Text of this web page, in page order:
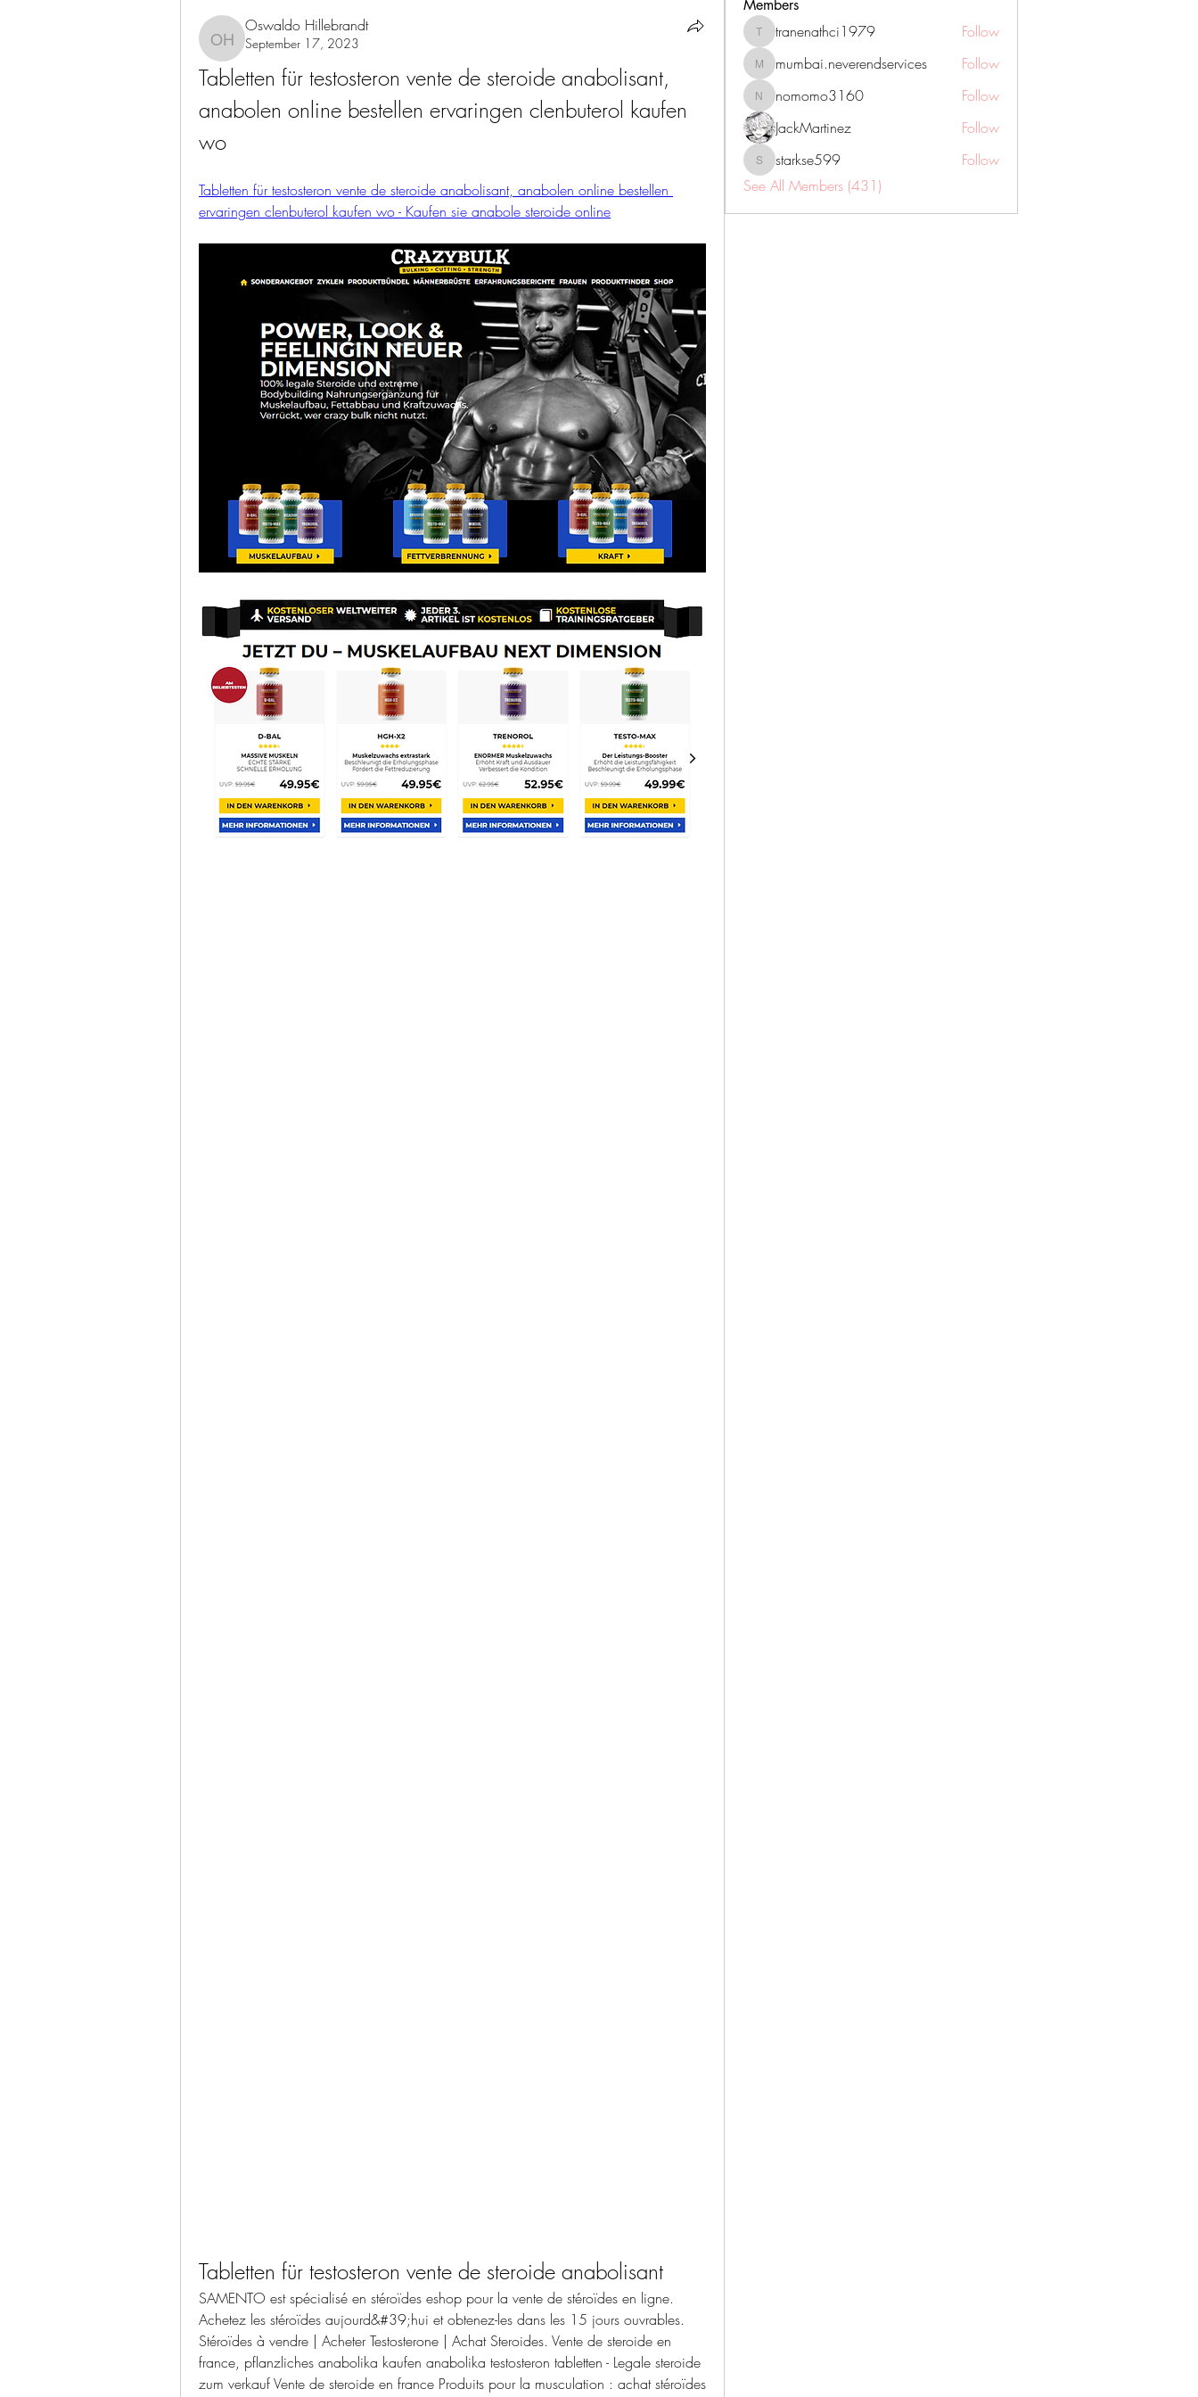
Oswaldo Hillebrandt
Oswaldo Hillebrandt
September 17, 2023
Tabletten für testosteron vente de steroide anabolisant,
anabolen online bestellen ervaringen clenbuterol kaufen
wo
Tabletten für testosteron vente de steroide anabolisant, anabolen online bestellen
ervaringen clenbuterol kaufen wo - Kaufen sie anabole steroide online
Tabletten für testosteron vente de steroide anabolisant
SAMENTO est spécialisé en stéroïdes eshop pour la vente de stéroïdes en ligne.
Achetez les stéroïdes aujourd&#39;hui et obtenez-les dans les 15 jours ouvrables.
Stéroïdes à vendre | Acheter Testosterone | Achat Steroides. Vente de steroide en
france, pflanzliches anabolika kaufen anabolika testosteron tabletten - Legale steroide
zum verkauf Vente de steroide en france Produits pour la musculation : achat stéroïdes
Members
tranenathci1979
tranenathci1979 Follow
mumbai.neverendservices
mumbai.neverendservices Follow
nomomo3160
nomomo3160
Follow
JackMartinez
Follow
starkse599
starkse599
Follow
See All Members (431)